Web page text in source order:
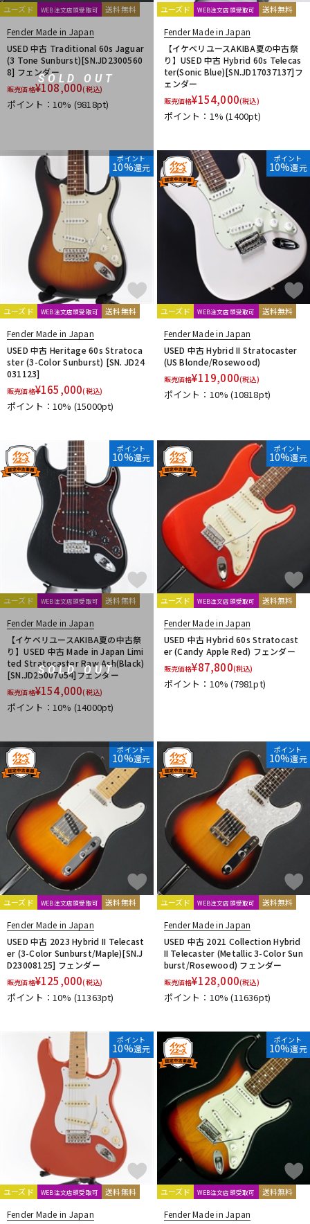
SOLD OUT
ユーズド WEB注文店頭受取可 送料無料
Fender Made in Japan
USED 中古 Traditional 60s Jaguar
(3 Tone Sunburst)[SN.JD2300560
8] フェンダー
販売価格¥108,000(税込)
ポイント：10% (9818pt)
ユーズド WEB注文店頭受取可 送料無料
Fender Made in Japan
【イケベリユースAKIBA夏の中古祭
り】USED 中古 Hybrid 60s Telecas
ter(Sonic Blue)[SN.JD17037137]フ
ェンダー
販売価格¥154,000(税込)
ポイント：1%(1400pt)
ポイント
10%還元
ユーズド WEB注文店頭受取可 送料無料
Fender Made in Japan
USED 中古 Heritage 60s Stratoca
ster (3-Color Sunburst) [SN. JD24
031123]
販売価格¥165,000(税込)
ポイント：10% (15000pt)
ポイント
10%還元
ユーズド WEB注文店頭受取可 送料無料
Fender Made in Japan
USED 中古 Hybrid II Stratocaster
(US Blonde/Rosewood)
販売価格¥119,000(税込)
ポイント：10%(10818pt)
SOLD OUT
ポイント
10%還元
ユーズド WEB注文店頭受取可 送料無料
Fender Made in Japan
【イケベリユースAKIBA夏の中古祭
り】USED 中古 Made in Japan Limi
ted Stratocaster Raw Ash(Black)
[SN.JD25007054]フェンダー
販売価格¥154,000(税込)
ポイント：10% (14000pt)
ポイント
10%還元
ユーズド WEB注文店頭受取可 送料無料
Fender Made in Japan
USED 中古 Hybrid 60s Stratocast
er (Candy Apple Red) フェンダー
販売価格¥87,800(税込)
ポイント：10%(7981pt)
ポイント
10%還元
ユーズド WEB注文店頭受取可 送料無料
Fender Made in Japan
USED 中古 2023 Hybrid II Telecast
er (3-Color Sunburst/Maple)[SN.J
D23008125] フェンダー
販売価格¥125,000(税込)
ポイント：10% (11363pt)
ポイント
10%還元
ユーズド WEB注文店頭受取可 送料無料
Fender Made in Japan
USED 中古 2021 Collection Hybrid
II Telecaster (Metallic 3-Color Sun
burst/Rosewood) フェンダー
販売価格¥128,000(税込)
ポイント：10%(11636pt)
ポイント
10%還元
ユーズド WEB注文店頭受取可 送料無料
Fender Made in Japan
ポイント
10%還元
ユーズド WEB注文店頭受取可 送料無料
Fender Made in Japan